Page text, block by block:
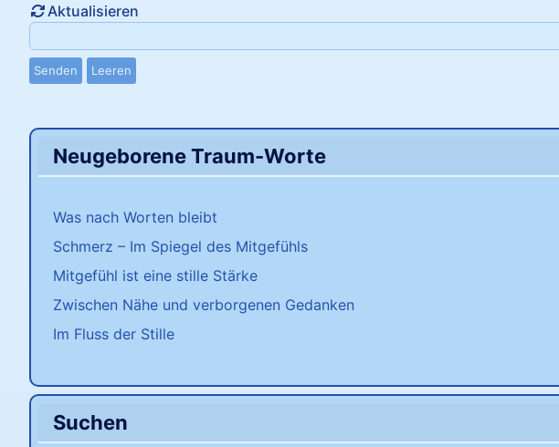
Aktualisieren
Senden Leeren
Neugeborene Traum-Worte
Was nach Worten bleibt
Schmerz – Im Spiegel des Mitgefühls
Mitgefühl ist eine stille Stärke
Zwischen Nähe und verborgenen Gedanken
Im Fluss der Stille
Suchen